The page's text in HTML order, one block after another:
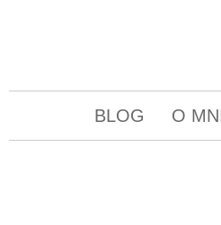
BLOG O